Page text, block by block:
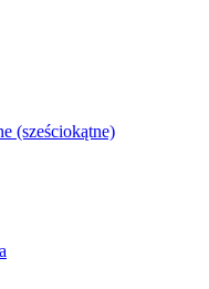
(sześciokątne)